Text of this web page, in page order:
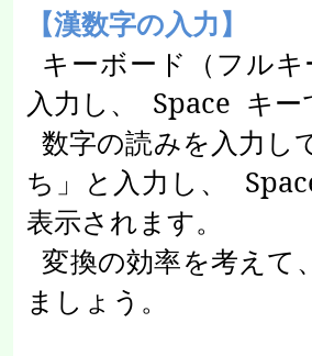
【漢数字の入力】
キーボード（フル
入力し、
Space キー
数字の読みを入力し
ち」と入力し、
表示されます。
変換の効率を考えて
ましょう。